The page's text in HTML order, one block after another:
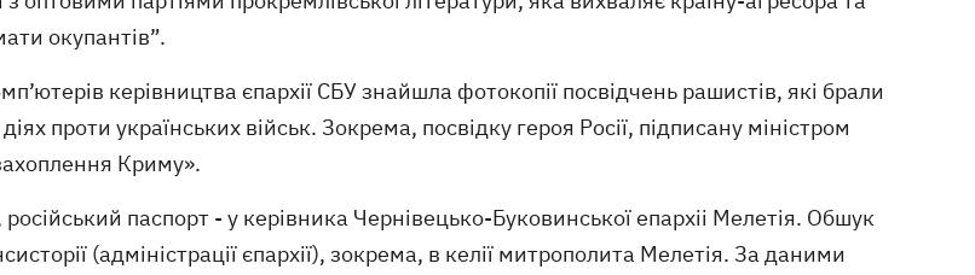
окупантів”.
керівництва єпархії СБУ знайшла фотокопії посвідчень рашистів, які брали
проти українських військ. Зокрема, посвідку героя Росії, підписану міністром
Криму».
російський паспорт - у керівника Чернівецько-Буковинської епархіі Мелетія. Обшук
(адміністрації єпархії), зокрема, в келії митрополита Мелетія. За даними